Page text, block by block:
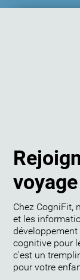
voyage
Chez CogniFit,
et les
cognitive pour
c'est un
pour votre